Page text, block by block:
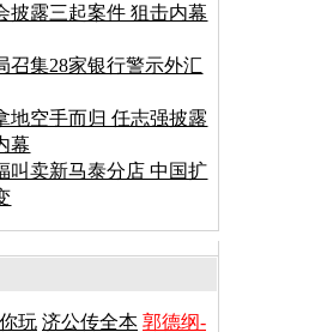
披露三起案件 狙击内幕
召集28家银行警示外汇
地空手而归 任志强披露
幕
叫卖新马泰分店 中国扩
玩 济公传全本 郭德纲-